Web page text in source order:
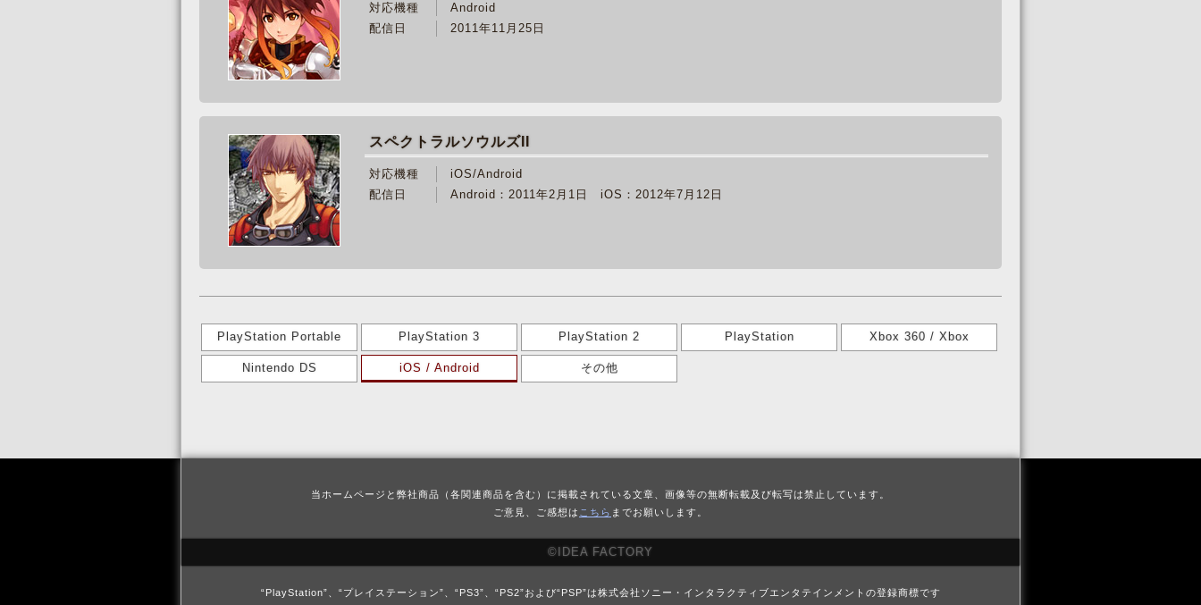
対応機種
Android
配信日
2011年11月25日
スペクトラルソウルズII
対応機種
iOS/Android
配信日
Android：2011年2月1日 iOS：2012年7月12日
PlayStation Portable PlayStation 3 PlayStation 2 PlayStation Xbox 360 / Xbox
Nintendo DS iOS / Android その他
当ホームページと弊社商品（各関連商品を含む）に掲載されている文章、画像等の無断転載及び転写は禁止しています。
ご意見、ご感想は こちら までお願いします。
©IDEA FACTORY
“PlayStation”、“プレイステーション”、“PS3”、“PS2”および“PSP”は株式会社ソニー・インタラクティブエンタテインメントの登録商標です